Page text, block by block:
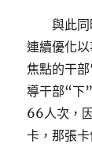
與此同時
連續優化
焦點的干
導干部“下
66人次，
卡，那張